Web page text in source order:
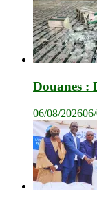
Douanes :
06/08/2026